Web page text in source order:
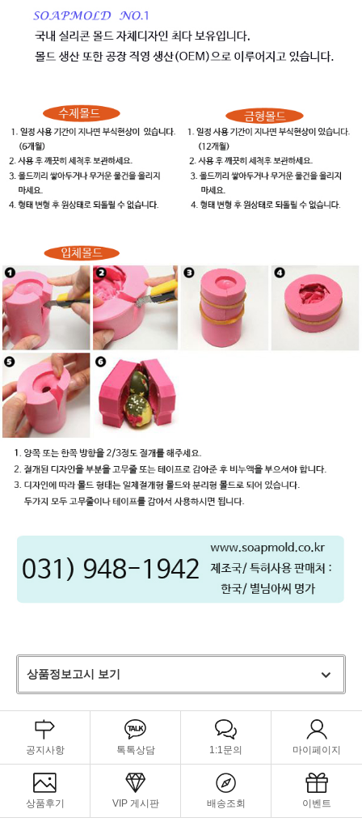
상품정보고시 보기
공지사항 톡톡상담 1:1문의 마이페이지
상품후기 VIP 게시판 배송조회 이벤트